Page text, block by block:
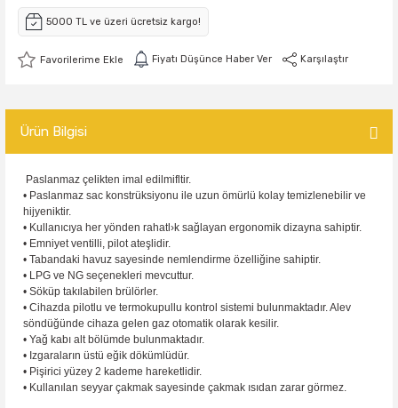
5000 TL ve üzeri ücretsiz kargo!
Fiyatı Düşünce Haber Ver Karşılaştır
Ürün Bilgisi
Paslanmaz çelikten imal edilmifltir.
• Paslanmaz sac konstrüksiyonu ile uzun ömürlü kolay temizlenebilir ve
hijyeniktir.
• Kullanıcıya her yönden rahatl›k sağlayan ergonomik dizayna sahiptir.
• Emniyet ventilli, pilot ateşlidir.
• Tabandaki havuz sayesinde nemlendirme özelliğine sahiptir.
• LPG ve NG seçenekleri mevcuttur.
• Söküp takılabilen brülörler.
• Cihazda pilotlu ve termokupullu kontrol sistemi bulunmaktadır. Alev
söndüğünde cihaza gelen gaz otomatik olarak kesilir.
• Yağ kabı alt bölümde bulunmaktadır.
• Izgaraların üstü eğik dökümlüdür.
• Pişirici yüzey 2 kademe hareketlidir.
• Kullanılan seyyar çakmak sayesinde çakmak ısıdan zarar görmez.